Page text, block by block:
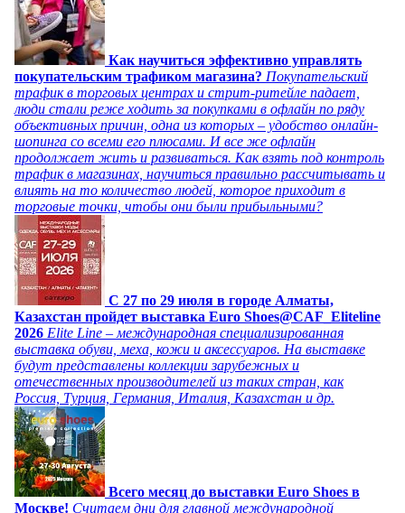
Как научиться эффективно управлять
покупательским трафиком магазина? Покупательский
трафик в торговых центрах и стрит-ритейле падает,
люди стали реже ходить за покупками в офлайн по ряду
объективных причин, одна из которых – удобство онлайн-
шопинга со всеми его плюсами. И все же офлайн
продолжает жить и развиваться. Как взять под контроль
трафик в магазинах, научиться правильно рассчитывать и
влиять на то количество людей, которое приходит в
торговые точки, чтобы они были прибыльными?
C 27 по 29 июля в городе Алматы,
Казахстан пройдет выставка Euro Shoes@CAF_Eliteline
2026 Elite Line – международная специализированная
выставка обуви, меха, кожи и аксессуаров. На выставке
будут представлены коллекции зарубежных и
отечественных производителей из таких стран, как
Россия, Турция, Германия, Италия, Казахстан и др.
Всего месяц до выставки Euro Shoes в
Москве! Считаем дни для главной международной